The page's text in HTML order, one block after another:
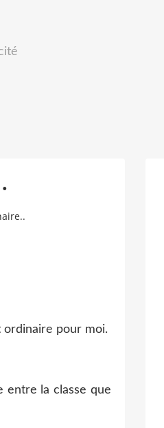
ordinaire pour moi.
entre la classe que